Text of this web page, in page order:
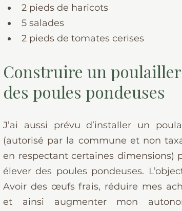
2 pieds de haricots
5 salades
2 pieds de tomates cerises
Construire un
des poules pondeuses
J’ai aussi prévu d’installer un
(autorisé par la commune et non
en respectant certaines dimensions)
élever des poules pondeuses.
Avoir des œufs frais, réduire mes
et ainsi augmenter mon